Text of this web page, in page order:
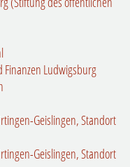
Ludwigsburg
Geislingen, Standort
Geislingen, Standort